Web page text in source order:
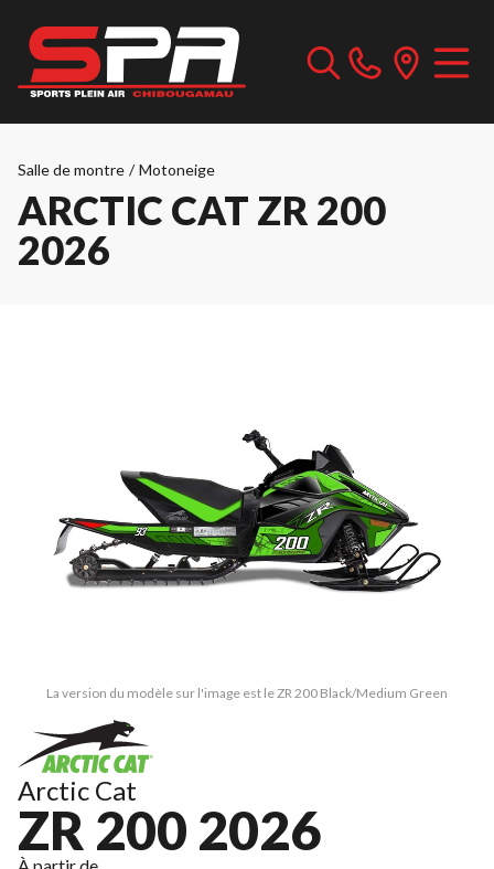
Salle de montre / Motoneige
ARCTIC CAT ZR 200
2026
La version du modèle sur l'image est le ZR 200 Black/Medium Green
Arctic Cat
ZR 200 2026